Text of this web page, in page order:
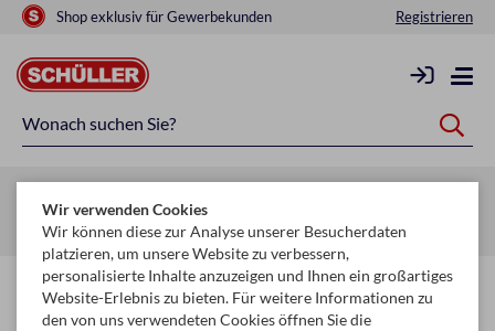
Shop exklusiv für Gewerbekunden Registrieren
Startseite Raucherbedarf Raucherzubehör Zigarettenfilter
Wir verwenden Cookies
Wir können diese zur Analyse unserer Besucherdaten
platzieren, um unsere Website zu verbessern,
personalisierte Inhalte anzuzeigen und Ihnen ein großartiges
Website-Erlebnis zu bieten. Für weitere Informationen zu
den von uns verwendeten Cookies öffnen Sie die